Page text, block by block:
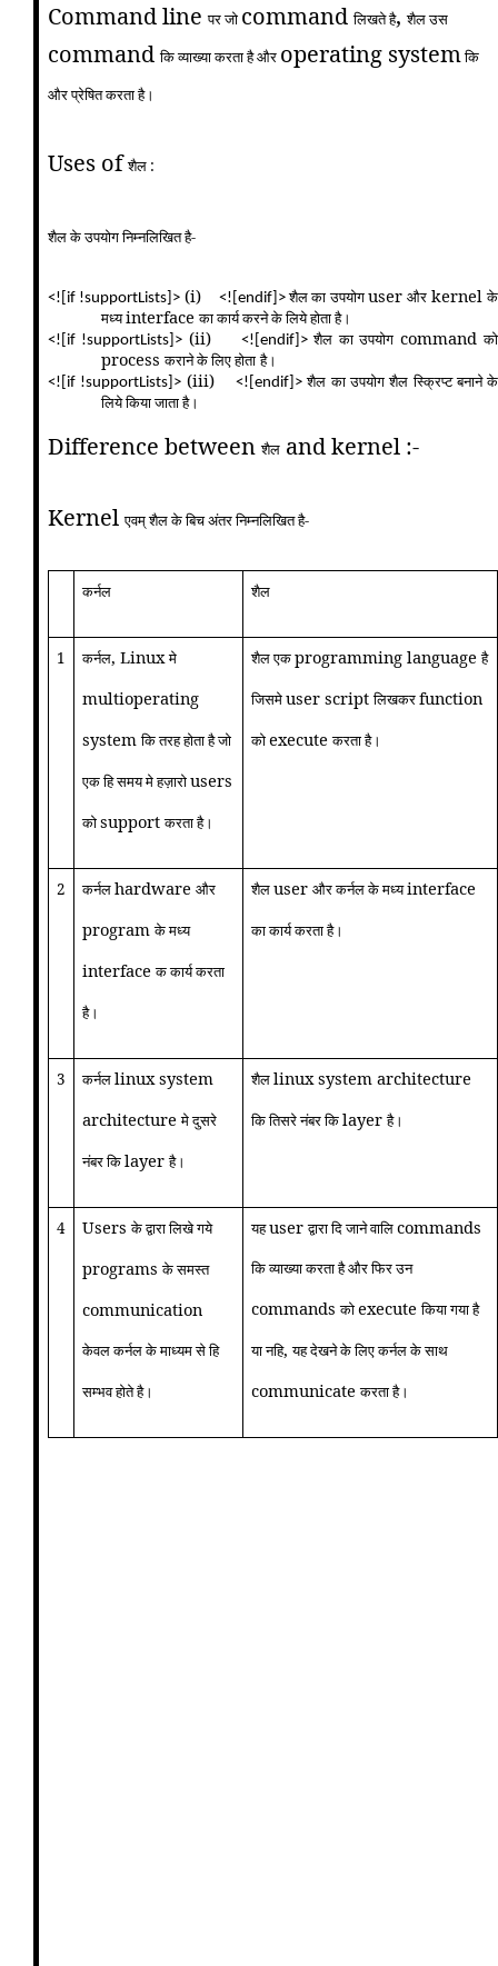
Command lineपर जो commandलिखते है,शैल उस
commandकि व्याख्या करता है और operating systemकि
और प्रेषित करता है।
Uses ofशैल :
शैल के उपयोग निम्नलिखित है-
<![if !supportLists]> (i) <![endif]>शैल का उपयोगuserऔर kernelके
मध्यinterfaceका कार्य करने के लिये होता है।
<![if !supportLists]> (ii) <![endif]>शैल का उपयोग commandको
processकराने के लिए होता है।
<![if !supportLists]> (iii) <![endif]>शैल का उपयोग शैल स्क्रिप्ट बनाने के
लिये किया जाता है।
Difference betweenशैल and kernel :-
Kernelएवम्‌ शैल के बिच अंतर निम्नलिखित है-
कर्नल शैल
1 कर्नल, Linuxमे
multioperating
systemकि तरह होता है जो
एक हि समय मे हज़ारोusers
कोsupportकरता है।
शैल एकprogramming languageहै
जिसमेuser scriptलिखकरfunction
कोexecuteकरता है।
2 कर्नलhardwareऔर
programके मध्य
interfaceक कार्य करता
है।
शैलuserऔर कर्नल के मध्यinterface
का कार्य करता है।
3 कर्नलlinux system
architectureमे दुसरे
नंबर किlayerहै।
शैलlinux system architecture
कि तिसरे नंबर किlayerहै।
4 Usersके द्वारा लिखे गये
programsके समस्त
communication
केवल कर्नल के माध्यम से हि
सम्भव होते है।
यहuserद्वारा दि जाने वालिcommands
कि व्याख्या करता है और फिर उन
commandsकोexecuteकिया गया है
या नहि,यह देखने के लिए कर्नल के साथ
communicateकरता है।